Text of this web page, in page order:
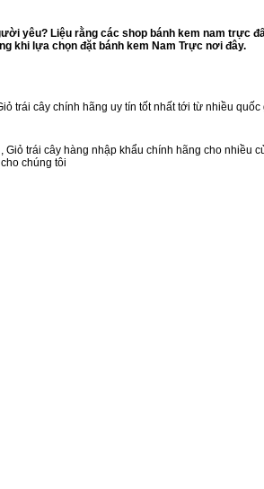
yêu? Liệu rằng các shop bánh kem nam trực
khi lựa chọn đặt bánh kem Nam Trực nơi đây.
trái cây chính hãng uy tín tốt nhất tới từ nhiều
trái cây hàng nhập khẩu chính hãng cho nhiều
chúng tôi